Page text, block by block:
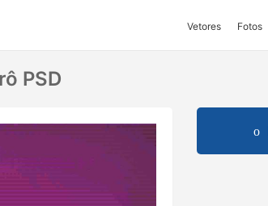
Vetores Fotos
PSD